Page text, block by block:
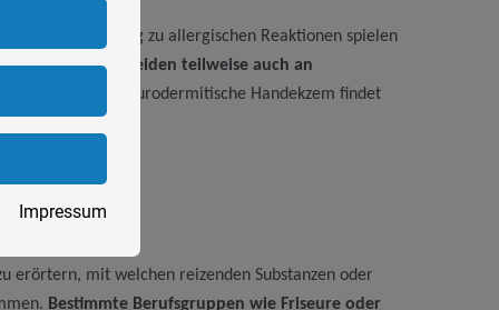
und eine Neigung zu allergischen Reaktionen spielen
und Patienten
leiden teilweise auch an
oder neurodermitische Handekzem findet
erörtern, mit welchen reizenden Substanzen oder
Bestimmte Berufsgruppen wie Friseure oder
Impressum